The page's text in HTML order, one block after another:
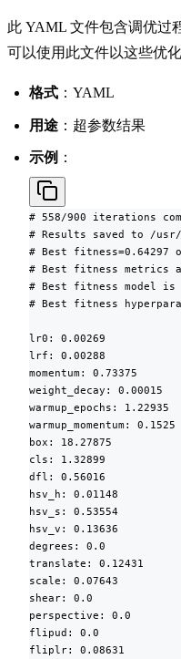
此 YAML 文件包含调优过
可以使用此文件以这些优
格式 ：YAML
用途 ：超参数结果
示例 ：
# 558/900 iterations
# Results saved to /
# Best fitness=0.64297
# Best fitness metrics
# Best fitness model
# Best fitness
lr0: 0.00269
lrf: 0.00288
momentum: 0.73375
weight_decay: 0.00015
warmup_epochs: 1.22935
warmup_momentum: 0.1525
box: 18.27875
cls: 1.32899
dfl: 0.56016
hsv_h: 0.01148
hsv_s: 0.53554
hsv_v: 0.13636
degrees: 0.0
translate: 0.12431
scale: 0.07643
shear: 0.0
perspective: 0.0
flipud: 0.0
fliplr: 0.08631